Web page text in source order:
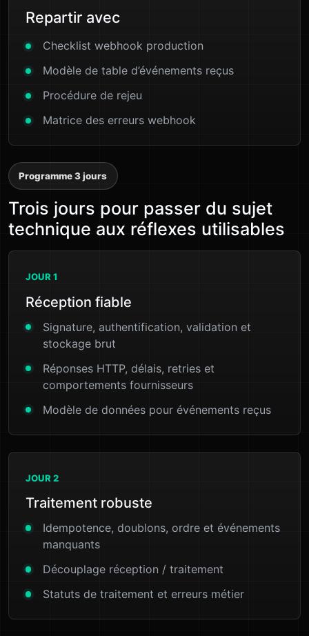
Repartir avec
Checklist webhook production
Modèle de table d’événements reçus
Procédure de rejeu
Matrice des erreurs webhook
Programme 3 jours
Trois jours pour passer du sujet
technique aux réflexes utilisables
JOUR 1
Réception fiable
Signature, authentification, validation et
stockage brut
Réponses HTTP, délais, retries et
comportements fournisseurs
Modèle de données pour événements reçus
JOUR 2
Traitement robuste
Idempotence, doublons, ordre et événements
manquants
Découplage réception / traitement
Statuts de traitement et erreurs métier